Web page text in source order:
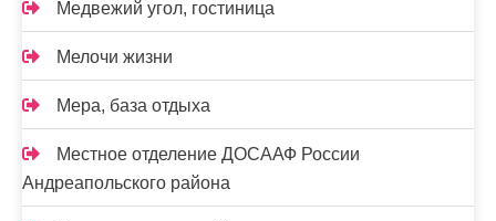
Медвежий угол, гостиница
Мелочи жизни
Мера, база отдыха
Местное отделение ДОСААФ России
Андреапольского района